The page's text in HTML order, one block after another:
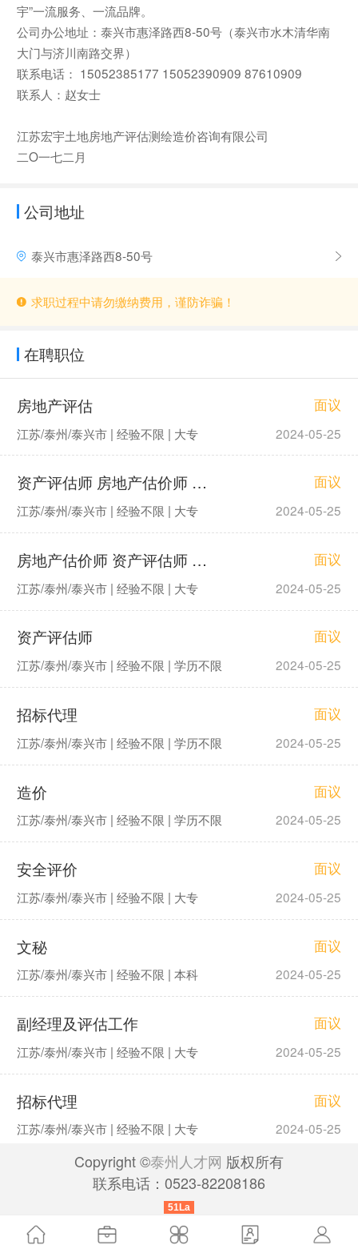
宇”一流服务、一流品牌。
公司办公地址：泰兴市惠泽路西8-50号（泰兴市水木清华南
大门与济川南路交界）
联系电话： 15052385177 15052390909 87610909
联系人：赵女士
江苏宏宇土地房地产评估测绘造价咨询有限公司
二O一七二月
公司地址
泰兴市惠泽路西8-50号
求职过程中请勿缴纳费用，谨防诈骗！
在聘职位
房地产评估 面议
江苏/泰州/泰兴市 | 经验不限 | 大专 2024-05-25
资产评估师 房地产估价师 招标代理 面议
江苏/泰州/泰兴市 | 经验不限 | 大专 2024-05-25
房地产估价师 资产评估师 招标代理 面议
江苏/泰州/泰兴市 | 经验不限 | 大专 2024-05-25
资产评估师 面议
江苏/泰州/泰兴市 | 经验不限 | 学历不限 2024-05-25
招标代理 面议
江苏/泰州/泰兴市 | 经验不限 | 学历不限 2024-05-25
造价 面议
江苏/泰州/泰兴市 | 经验不限 | 学历不限 2024-05-25
安全评价 面议
江苏/泰州/泰兴市 | 经验不限 | 大专 2024-05-25
文秘 面议
江苏/泰州/泰兴市 | 经验不限 | 本科 2024-05-25
副经理及评估工作 面议
江苏/泰州/泰兴市 | 经验不限 | 大专 2024-05-25
招标代理 面议
江苏/泰州/泰兴市 | 经验不限 | 大专 2024-05-25
Copyright ©泰州人才网 版权所有
联系电话：0523-82208186
51La